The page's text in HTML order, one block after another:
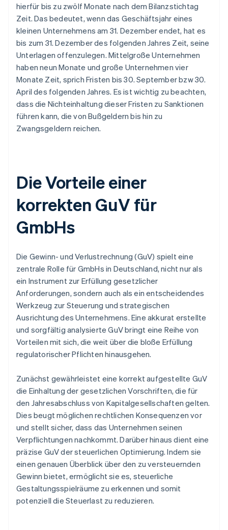
hierfür bis zu zwölf Monate nach dem Bilanzstichtag
Zeit. Das bedeutet, wenn das Geschäftsjahr eines
kleinen Unternehmens am 31. Dezember endet, hat es
bis zum 31. Dezember des folgenden Jahres Zeit, seine
Unterlagen offenzulegen. Mittelgroße Unternehmen
haben neun Monate und große Unternehmen vier
Monate Zeit, sprich Fristen bis 30. September bzw 30.
April des folgenden Jahres. Es ist wichtig zu beachten,
dass die Nichteinhaltung dieser Fristen zu Sanktionen
führen kann, die von Bußgeldern bis hin zu
Zwangsgeldern reichen.
Die Vorteile einer
korrekten GuV für
GmbHs
Die Gewinn- und Verlustrechnung (GuV) spielt eine
zentrale Rolle für GmbHs in Deutschland, nicht nur als
ein Instrument zur Erfüllung gesetzlicher
Anforderungen, sondern auch als ein entscheidendes
Werkzeug zur Steuerung und strategischen
Ausrichtung des Unternehmens. Eine akkurat erstellte
und sorgfältig analysierte GuV bringt eine Reihe von
Vorteilen mit sich, die weit über die bloße Erfüllung
regulatorischer Pflichten hinausgehen.
Zunächst gewährleistet eine korrekt aufgestellte GuV
die Einhaltung der gesetzlichen Vorschriften, die für
den Jahresabschluss von Kapitalgesellschaften gelten.
Dies beugt möglichen rechtlichen Konsequenzen vor
und stellt sicher, dass das Unternehmen seinen
Verpflichtungen nachkommt. Darüber hinaus dient eine
präzise GuV der steuerlichen Optimierung. Indem sie
einen genauen Überblick über den zu versteuernden
Gewinn bietet, ermöglicht sie es, steuerliche
Gestaltungsspielräume zu erkennen und somit
potenziell die Steuerlast zu reduzieren.